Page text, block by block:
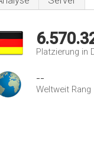
Platzierung in
--
Weltweit Rang